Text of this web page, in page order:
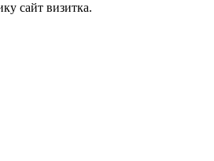
сайт визитка.